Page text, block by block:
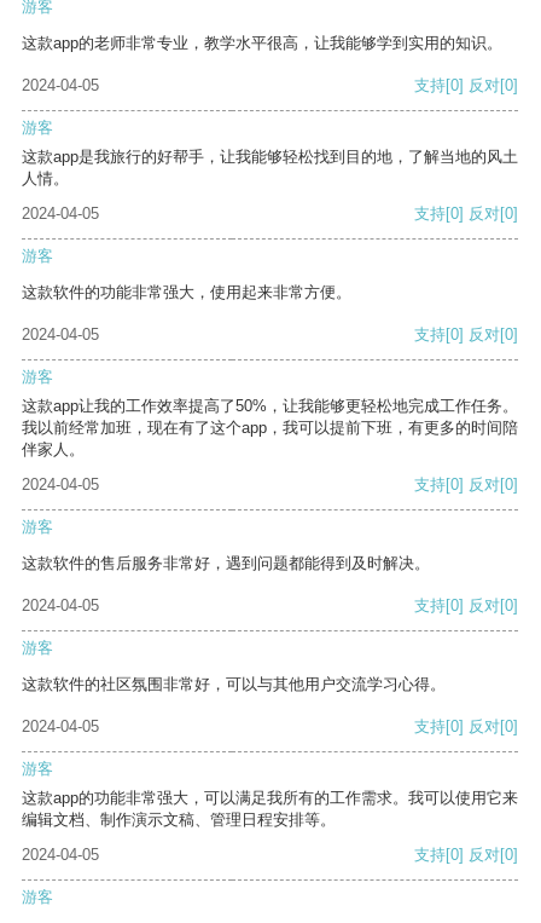
游客
这款app的老师非常专业，教学水平很高，让我能够学到实用的知识。
2024-04-05 支持[0] 反对[0]
游客
这款app是我旅行的好帮手，让我能够轻松找到目的地，了解当地的风土
人情。
2024-04-05
支持[0] 反对[0]
游客
这款软件的功能非常强大，使用起来非常方便。
2024-04-05 支持[0] 反对[0]
游客
这款app让我的工作效率提高了50%，让我能够更轻松地完成工作任务。
我以前经常加班，现在有了这个app，我可以提前下班，有更多的时间陪
伴家人。
2024-04-05
支持[0] 反对[0]
游客
这款软件的售后服务非常好，遇到问题都能得到及时解决。
2024-04-05 支持[0] 反对[0]
游客
这款软件的社区氛围非常好，可以与其他用户交流学习心得。
2024-04-05 支持[0] 反对[0]
游客
这款app的功能非常强大，可以满足我所有的工作需求。我可以使用它来
编辑文档、制作演示文稿、管理日程安排等。
2024-04-05
支持[0] 反对[0]
游客